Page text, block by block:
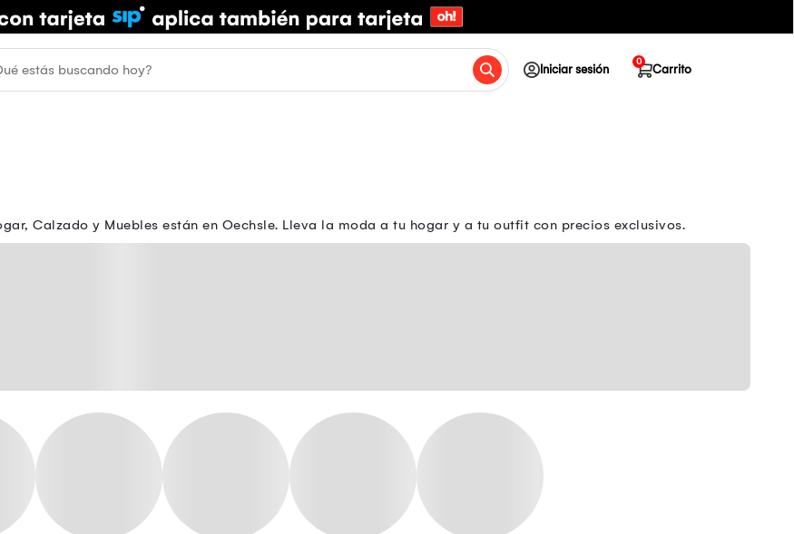
Iniciar sesión Carrito
0
Calzado y Muebles están en Oechsle. Lleva la moda a tu hogar y a tu outfit con precios exclusivos.